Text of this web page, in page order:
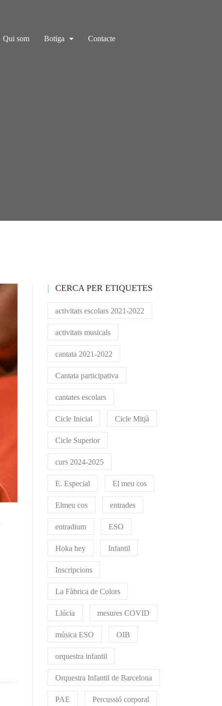
Qui som Botiga Contacte
CERCA PER ETIQUETES
activitats escolars 2021-2022
activitats musicals
cantata 2021-2022
Cantata participativa
cantates escolars
Cicle Inicial Cicle Mitjà
Cicle Superior
curs 2024-2025
E. Especial El meu cos
Elmeu cos entrades
entradium ESO
Hoka hey Infantil
Inscripcions
La Fàbrica de Colors
Llúcia mesures COVID
música ESO OIB
orquestra infantil
Orquestra Infantil de Barcelona
PAE Percussió corporal